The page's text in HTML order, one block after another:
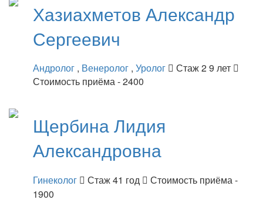
Хазиахметов Александр
Сергеевич
Андролог , Венеролог , Уролог
Стаж 2 9 лет
Стоимость приёма - 2400
ЩербинаЛидия
Александровна
Гинеколог Стаж 41 год
Стоимость приёма -
1900